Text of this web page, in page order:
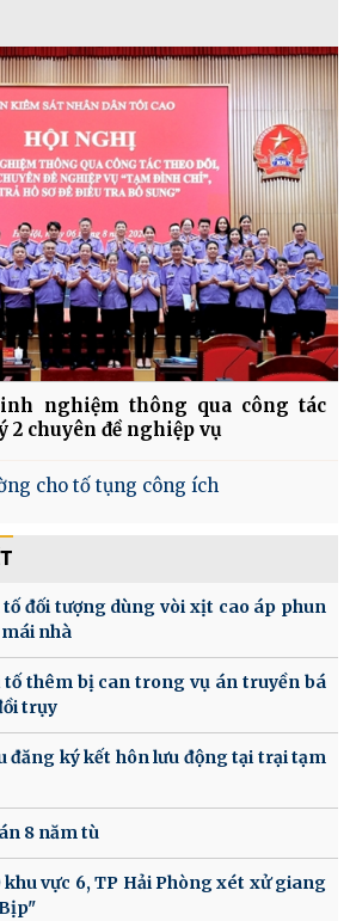
nghiệm thông qua công tác
2 chuyên đề nghiệp vụ
cho tố tụng công ích
tố đối tượng dùng vòi xịt cao áp phun
nhà
tố thêm bị can trong vụ án truyền bá
trụy
đăng ký kết hôn lưu động tại trại tạm
8 năm tù
khu vực 6, TP Hải Phòng xét xử giang